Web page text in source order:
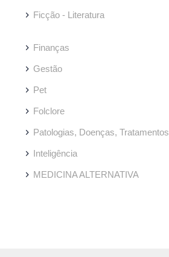
Ficção - Literatura
Finanças
Gestão
Pet
Folclore
Patologias, Doenças, Tratamentos
Inteligência
MEDICINA ALTERNATIVA